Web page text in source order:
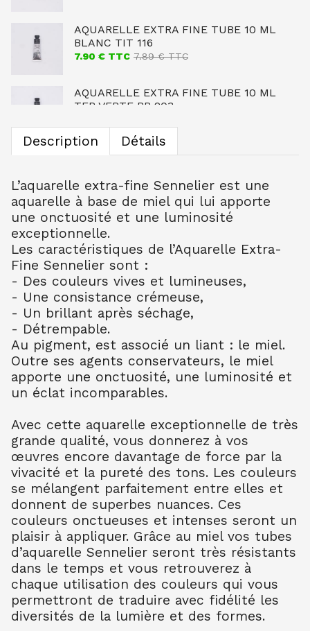
AQUARELLE EXTRA FINE TUBE 10 ML
BLANC TIT 116
7.90 € TTC 7.89€ TTC
AQUARELLE EXTRA FINE TUBE 10 ML
TER VERTE BR 203
AQUARELLE EXTRA FINE TUBE 10 ML
7.90€ TTC 7.89 € TTC
AQUARELLE EXTRA FINE TUBE 10 ML
BLEU CERULEUM 302
10.99€ TTC 10.99 € TTC
AQUARELLE EXTRA FINE TUBE 10 ML
BLEU COB FONC 309
10.99€ TTC 10.99€ TTC
AQUARELLE EXTRA FINE TUBE 10 ML
BLEU OUTR FR 314
8.80 € TTC 8.80€ TTC
AQUARELLE EXTRA FINE TUBE 10 ML
BLEU ROYAL 322
7.90€ TTC 7.89€ TTC
AQUARELLE EXTRA FINE TUBE 10 ML
TURQU PHTALO 341
8.80€ TTC 8.80 € TTC
AQUARELLE EXTRA FINE TUBE 10 ML
BLEU INDENTHR 395
10.00 € TTC
AQUARELLE EXTRA FINE TUBE 10 ML
TER OMB BR 202
7.90€ TTC 7.89€ TTC
AQUARELLE EXTRA FINE TUBE 10 ML
TER OMB NAT 205
7.90 € TTC 7.89€ TTC
AQUARELLE EXTRA FINE TUBE 10 ML
Description Détails
L’aquarelle extra-fine Sennelier est une
aquarelle à base de miel qui lui apporte
une onctuosité et une luminosité
exceptionnelle.
Les caractéristiques de l’Aquarelle Extra-
Fine Sennelier sont :
- Des couleurs vives et lumineuses,
- Une consistance crémeuse,
- Un brillant après séchage,
- Détrempable.
Au pigment, est associé un liant : le miel.
Outre ses agents conservateurs, le miel
apporte une onctuosité, une luminosité et
un éclat incomparables.
Avec cette aquarelle exceptionnelle de très
grande qualité, vous donnerez à vos
œuvres encore davantage de force par la
vivacité et la pureté des tons. Les couleurs
se mélangent parfaitement entre elles et
donnent de superbes nuances. Ces
couleurs onctueuses et intenses seront un
plaisir à appliquer. Grâce au miel vos tubes
d’aquarelle Sennelier seront très résistants
dans le temps et vous retrouverez à
chaque utilisation des couleurs qui vous
permettront de traduire avec fidélité les
diversités de la lumière et des formes.